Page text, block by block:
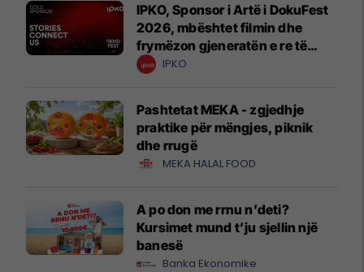
IPKO, Sponsor i Artë i DokuFest
2026, mbështet filmin dhe
frymëzon gjeneratën e re të
krijuesve
IPKO
Pashtetat MEKA - zgjedhje
praktike për mëngjes, piknik
dhe rrugë
MEKA HALAL FOOD
A po don me rrnu n’deti?
Kursimet mund t’ju sjellin një
banesë
Banka Ekonomike